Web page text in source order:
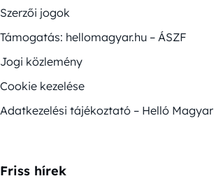
Szerzői jogok
Támogatás: hellomagyar.hu – ÁSZF
Jogi közlemény
Cookie kezelése
Adatkezelési tájékoztató – Helló Magyar
Friss hírek